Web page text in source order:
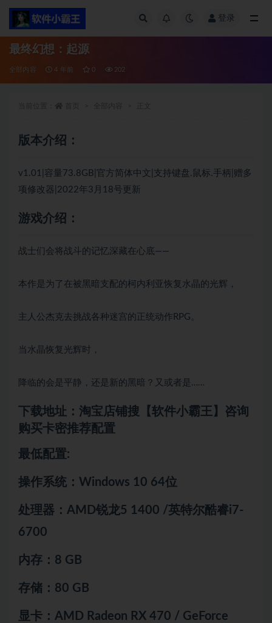
登录
最终幻想：起源
全部内容 4 年前 0 202
版本介绍：
v1.01|容量73.8GB|官方简体中文|支持键盘.鼠标.手柄|赠多
项修改器|2022年3月18号更新
游戏介绍：
战士们会将战斗的记忆深藏在心底——
本作是为了在被黑暗支配的柯内利亚恢复水晶的光辉，
主人公杰克去挑战各种迷宫的正统动作RPG。
当水晶恢复光辉时，
降临的会是平静，还是新的黑暗？又或者是……
下载地址：淘宝店铺搜【软件小霸王】咨询
购买卡密推荐配置
最低配置:
操作系统：Windows 10 64位
处理器：AMD锐龙5 1400 /英特尔酷睿i7-
6700
内存：8 GB
存储：80 GB
显卡：AMD Radeon RX 470 / GeForce